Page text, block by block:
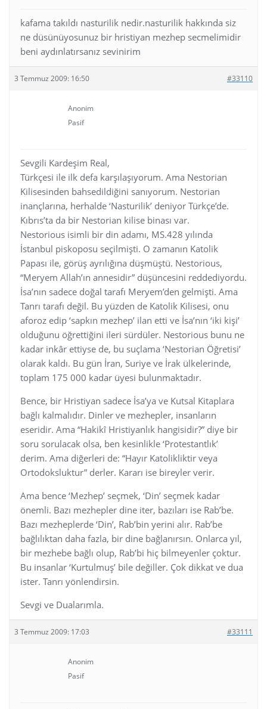
kafama takıldı nasturilik nedir.nasturilik hakkında siz
ne düsünüyosunuz bir hristiyan mezhep secmelimidir
beni aydınlatırsanız sevinirim
3 Temmuz 2009: 16:50 #33110
Anonim
Pasif
Sevgili Kardeşim Real,
Türkçesi ile ilk defa karşılaşıyorum. Ama Nestorian
Kilisesinden bahsedildiğini sanıyorum. Nestorian
inançlarına, herhalde ‘Nasturilik’ deniyor Türkçe’de.
Kıbrıs’ta da bir Nestorian kilise binası var.
Nestorious isimli bir din adamı, MS.428 yılında
İstanbul piskoposu seçilmişti. O zamanın Katolik
Papası ile, görüş ayrılığına düşmüştü. Nestorious,
“Meryem Allah’ın annesidir” düşüncesini reddediyordu.
İsa’nın sadece doğal tarafı Meryem’den gelmişti. Ama
Tanrı tarafı değil. Bu yüzden de Katolik Kilisesi, onu
aforoz edip ‘sapkın mezhep’ ilan etti ve İsa’nın ‘iki kişi’
olduğunu öğrettiğini ileri sürdüler. Nestorious bunu ne
kadar inkâr ettiyse de, bu suçlama ‘Nestorian Öğretisi’
olarak kaldı. Bu gün İran, Suriye ve İrak ülkelerinde,
toplam 175 000 kadar üyesi bulunmaktadır.
Bence, bir Hristiyan sadece İsa’ya ve Kutsal Kitaplara
bağlı kalmalıdır. Dinler ve mezhepler, insanların
eseridir. Ama “Hakikî Hristiyanlık hangisidir?” diye bir
soru sorulacak olsa, ben kesinlikle ‘Protestantlık’
derim. Ama diğerleri de: “Hayır Katolikliktir veya
Ortodoksluktur” derler. Kararı ise bireyler verir.
Ama bence ‘Mezhep’ seçmek, ‘Din’ seçmek kadar
önemli. Bazı mezhepler dine iter, bazıları ise Rab’be.
Bazı mezheplerde ‘Din’, Rab’bin yerini alır. Rab’be
bağlılıktan daha fazla, bir dine bağlanırsın. Onlarca yıl,
bir mezhebe bağlı olup, Rab’bi hiç bilmeyenler çoktur.
Bu insanlar ‘Kurtulmuş’ bile değiller. Çok dikkat ve dua
ister. Tanrı yönlendirsin.
Sevgi ve Dualarımla.
3 Temmuz 2009: 17:03 #33111
Anonim
Pasif